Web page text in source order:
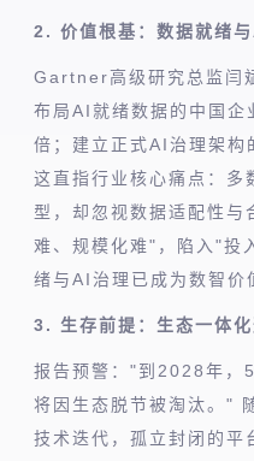
2. 价值根基：数据就绪
Gartner高级研究总监闫
布局AI就绪数据的中国企
倍；建立正式AI治理架
这直指行业核心痛点：多
型，却忽视数据适配性
难、规模化难"，陷入"投
绪与AI治理已成为数智价
3. 生存前提：生态一体
报告预警："到2028年，
将因生态脱节被淘汰。"
技术迭代，孤立封闭的平